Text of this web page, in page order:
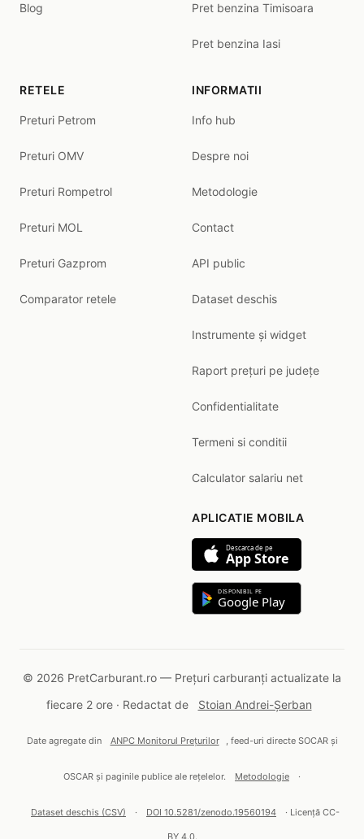
Blog Pret benzina Timisoara
Pret benzina Iasi
RETELE
Preturi Petrom
Preturi OMV
Preturi Rompetrol
Preturi MOL
Preturi Gazprom
Comparator retele
INFORMATII
Info hub
Despre noi
Metodologie
Contact
API public
Dataset deschis
Instrumente și widget
Raport prețuri pe județe
Confidentialitate
Termeni si conditii
Calculator salariu net
APLICATIE MOBILA
Descarca de pe
App Store
DISPONIBIL PE
Google Play
© 2026 PretCarburant.ro — Prețuri carburanți actualizate la
fiecare 2 ore · Redactat de
Stoian Andrei-Șerban
Date agregate din ANPC Monitorul Prețurilor , feed-uri directe SOCAR și
OSCAR și paginile publice ale rețelelor. Metodologie ·
Dataset deschis (CSV) · DOI 10.5281/zenodo.19560194 · Licență CC-
BY 4.0.